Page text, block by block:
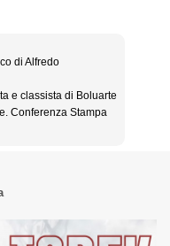
di Alfredo
e classista di Boluarte
Conferenza Stampa